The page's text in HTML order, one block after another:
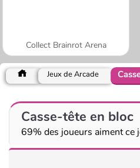
Collect Brainrot Arena
Jeux de Arcade
Casse-tête en bloc
69% des joueurs aiment ce